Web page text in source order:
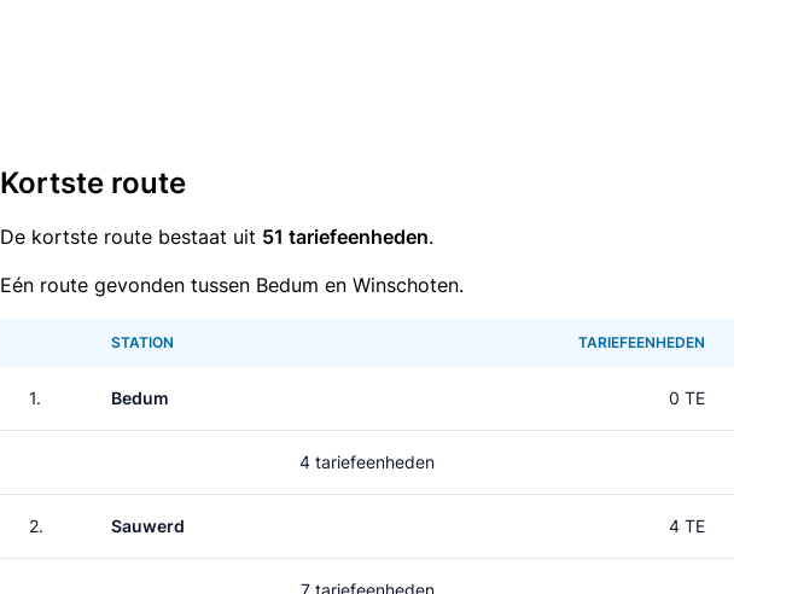
Kortste route
De kortste route bestaat uit 51 tariefeenheden.
Eén route gevonden tussen Bedum en Winschoten.
STATION TARIEFEENHEDEN
1. Bedum 0 TE
4 tariefeenheden
2. Sauwerd 4 TE
7 tariefeenheden